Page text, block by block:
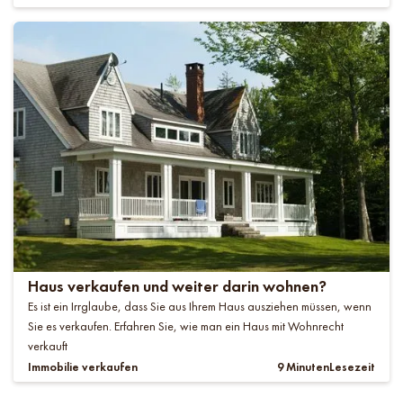
Haus verkaufen und weiter darin wohnen?
Es ist ein Irrglaube, dass Sie aus Ihrem Haus ausziehen müssen, wenn
Sie es verkaufen. Erfahren Sie, wie man ein Haus mit Wohnrecht
verkauft
Immobilie verkaufen 9 MinutenLesezeit